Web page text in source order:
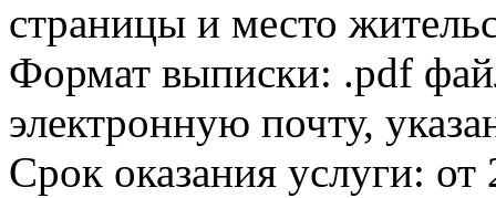
страницы и место
Формат выписки: .pdf
электронную почту,
Срок оказания услуги: от